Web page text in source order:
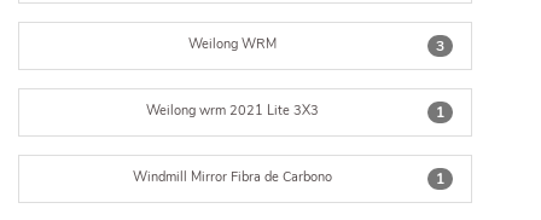
3
Weilong WRM
1
Weilong wrm 2021 Lite 3X3
1
Windmill Mirror Fibra de Carbono